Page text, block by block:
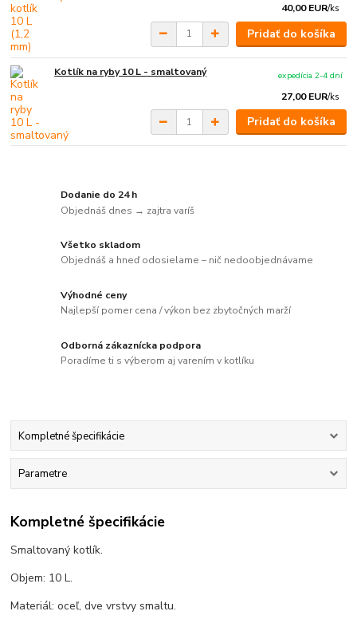
40,00 EUR/ks
Pridať do košíka
Kotlík na ryby 10 L - smaltovaný
27,00 EUR/ks
expedícia 2-4 dní
Pridať do košíka
Dodanie do 24 h
Objednáš dnes → zajtra varíš
Všetko skladom
Objednáš a hneď odosielame – nič nedoobjednávame
Výhodné ceny
Najlepší pomer cena / výkon bez zbytočných marží
Odborná zákaznícka podpora
Poradíme ti s výberom aj varením v kotlíku
Kompletné špecifikácie
Parametre
Kompletné špecifikácie
Smaltovaný kotlík.
Objem: 10 L.
Materiál: oceľ, dve vrstvy smaltu.